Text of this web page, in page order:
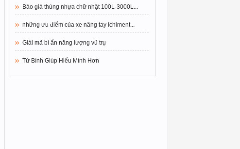
Báo giá thùng nhựa chữ nhật 100L-3000L...
những ưu điểm của xe nâng tay Ichiment...
Giải mã bí ẩn năng lượng vũ trụ
Tử Bình Giúp Hiểu Mình Hơn